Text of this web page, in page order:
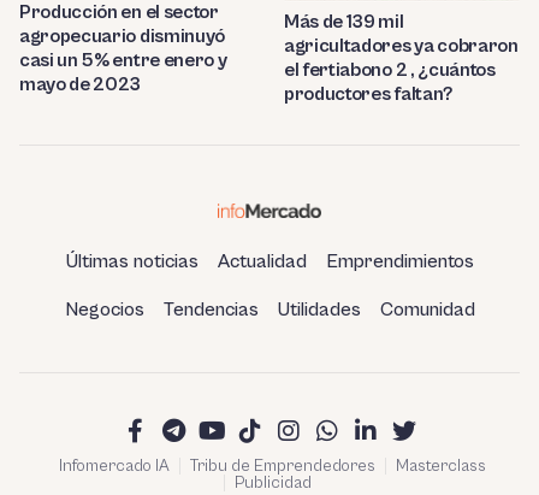
Producción en el sector
agropecuario disminuyó
casi un 5% entre enero y
mayo de 2023
Más de 139 mil
agricultadores ya cobraron
el fertiabono 2 , ¿cuántos
productores faltan?
Últimas noticias Actualidad Emprendimientos
Negocios Tendencias Utilidades Comunidad
Infomercado IA Tribu de Emprendedores
Masterclass
Publicidad